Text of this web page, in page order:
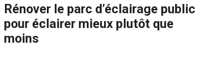
Rénover le parc d’éclairage public
pour éclairer mieux plutôt que
moins